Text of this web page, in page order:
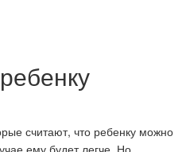
считают, что ребенку можно